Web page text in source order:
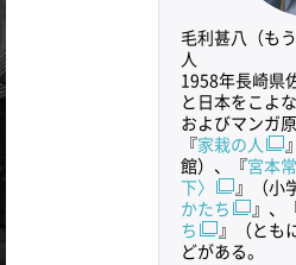
毛利甚八（も
人
1958年長崎県
と日本をこよ
およびマンガ
『家栽の人
館）、『宮本
下〉
』（小
かたち
』、
ち
』（とも
どがある。